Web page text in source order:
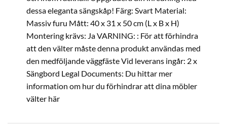
dessa eleganta sängskåp! Färg: Svart Material:
Massiv furu Mått: 40 x 31 x 50 cm (L x B x H)
Montering krävs: Ja VARNING: : För att förhindra
att den välter måste denna produkt användas med
den medföljande väggfäste Vid leverans ingår: 2 x
Sängbord Legal Documents: Du hittar mer
information om hur du förhindrar att dina möbler
välter här